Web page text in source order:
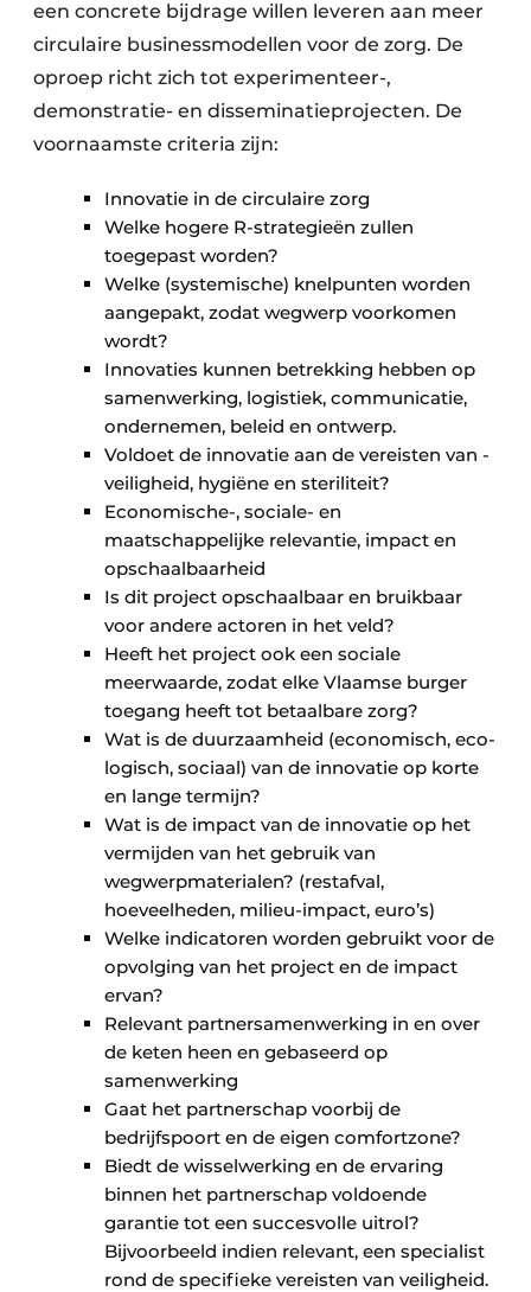
een concrete bij­drage willen leveren aan meer
circulaire business­modellen voor de zorg. De
oproep richt zich tot experi­menteer-,
demonstratie- en disseminatie­projecten. De
voornaamste criteria zijn:
Innovatie in de circulaire zorg
Welke hogere R-strategieën zullen
toegepast worden?
Welke (systemische) knelpunten worden
aan­gepakt, zodat wegwerp voorkomen
wordt?
Innovaties kunnen betrekking hebben op
samen­werking, logistiek, communicatie,
ondernemen, beleid en ontwerp.
Voldoet de innovatie aan de vereisten van ­
veiligheid, hygiëne en steriliteit?
Economische-, sociale- en
maatschappelijke rele­vantie, impact en
opschaalbaarheid
Is dit project opschaalbaar en bruikbaar
voor andere actoren in het veld?
Heeft het project ook een sociale
meerwaarde, zodat elke Vlaamse burger
toegang heeft tot betaalbare zorg?
Wat is de duurzaamheid (economisch, eco­
logisch, sociaal) van de innovatie op korte
en lange termijn?
Wat is de impact van de innovatie op het
ver­mijden van het gebruik van
wegwerpmaterialen? (restafval,
hoeveelheden, milieu-impact, euro’s)
Welke indicatoren worden gebruikt voor de
opvolging van het project en de impact
ervan?
Relevant partnersamenwerking in en over
de keten heen en gebaseerd op
samenwerking
Gaat het partnerschap voorbij de
bedrijfspoort en de eigen comfortzone?
Biedt de wisselwerking en de ervaring
binnen het partnerschap voldoende
garantie tot een succesvolle uitrol?
Bijvoorbeeld indien relevant, een specialist
rond de specifieke vereisten van veiligheid.